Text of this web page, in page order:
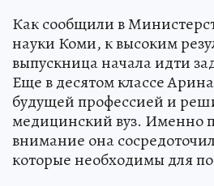
Как сообщили в
науки Коми, к высоким
выпускница начала идти
Еще в десятом классе
будущей профессией и
медицинский вуз. Именно
внимание она
которые необходимы для